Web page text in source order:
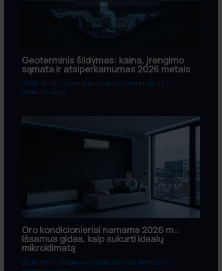
Geoterminis šildymas: kaina, įrengimo
sąmata ir atsiperkamumas 2026 metais
2026-03-16 / Šilumos siurbliai / ByVesinimas.LT |
Administracija
Oro kondicionieriai namams 2026 m.:
Išsamus gidas, kaip sukurti idealų
mikroklimatą
2026-03-17 / Šilumos siurbliai / ByVesinimas.LT |